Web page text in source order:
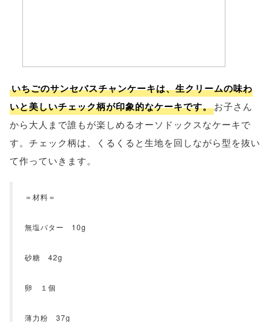
いちごのサンセバスチャンケーキは、生クリームの味わ
いと美しいチェック柄が印象的なケーキです。お子さん
から大人まで誰もが楽しめるオーソドックスなケーキで
す。チェック柄は、くるくると生地を回しながら型を抜い
て作っていきます。
＝材料＝
無塩バター 10g
砂糖 42g
卵 １個
薄力粉 37g